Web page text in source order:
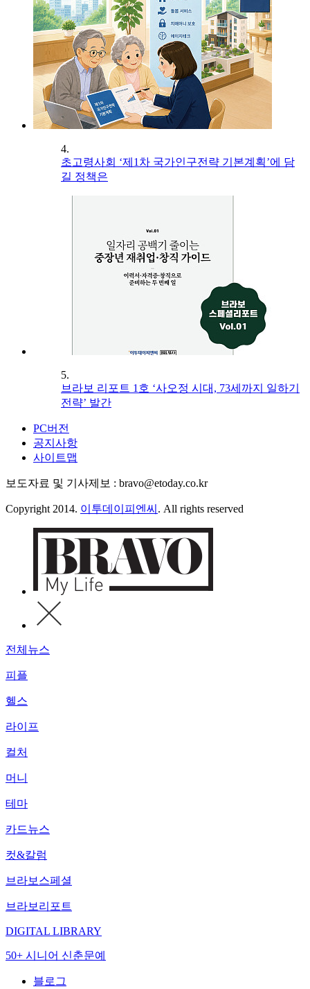
4.
초고령사회 ‘제1차 국가인구전략 기본계획’에 담
길 정책은
5.
브라보 리포트 1호 ‘사오정 시대, 73세까지 일하기
전략’ 발간
PC버전
공지사항
사이트맵
보도자료 및 기사제보 : bravo@etoday.co.kr
Copyright 2014. 이투데이피엔씨 . All rights reserved
전체뉴스
피플
헬스
라이프
컬처
머니
테마
카드뉴스
컷&칼럼
브라보스페셜
브라보리포트
DIGITAL LIBRARY
50+ 시니어 신춘문예
블로그